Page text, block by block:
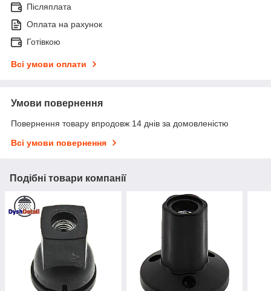
Післяплата
Оплата на рахунок
Готівкою
Всі умови оплати
Умови повернення
Повернення товару впродовж 14 днів за домовленістю
Всі умови повернення
Подібні товари компанії